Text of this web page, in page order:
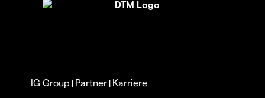
IG Group | Partner | Karriere